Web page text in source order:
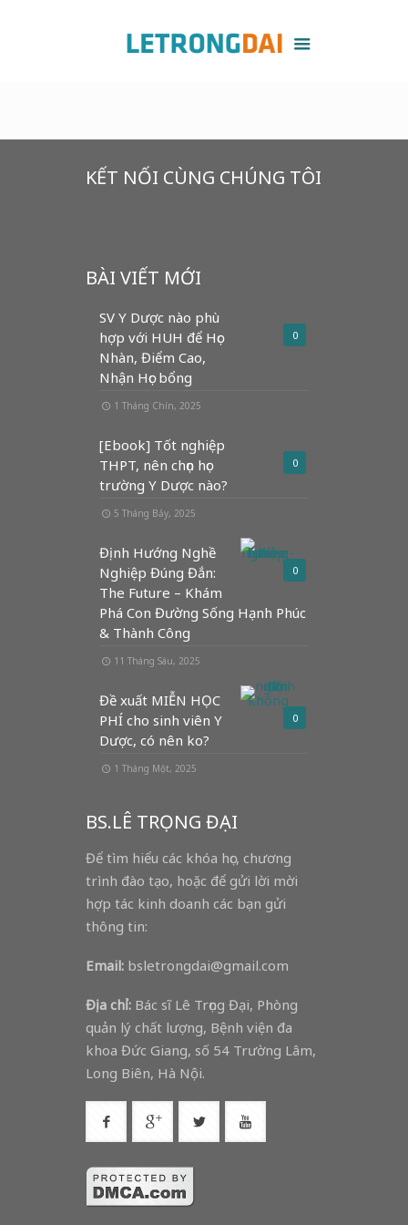
KẾT NỐI CÙNG CHÚNG TÔI
BÀI VIẾT MỚI
0
SV Y Dược nào phù
hợp với HUH để Học
Nhàn, Điểm Cao,
Nhận Học bổng
1 Tháng Chín, 2025
0
[Ebook] Tốt nghiệp
THPT, nên chọn học
trường Y Dược nào?
5 Tháng Bảy, 2025
0
Định Hướng Nghề
Nghiệp Đúng Đắn:
The Future – Khám
Phá Con Đường Sống Hạnh Phúc
& Thành Công
11 Tháng Sáu, 2025
0
Đề xuất MIỄN HỌC
PHÍ cho sinh viên Y
Dược, có nên ko?
1 Tháng Một, 2025
BS.LÊ TRỌNG ĐẠI
Để tìm hiểu các khóa học, chương
trình đào tạo, hoặc để gửi lời mời
hợp tác kinh doanh các bạn gửi
thông tin:
Email: bsletrongdai@gmail.com
Địa chỉ: Bác sĩ Lê Trọng Đại, Phòng
quản lý chất lượng, Bệnh viện đa
khoa Đức Giang, số 54 Trường Lâm,
Long Biên, Hà Nội.